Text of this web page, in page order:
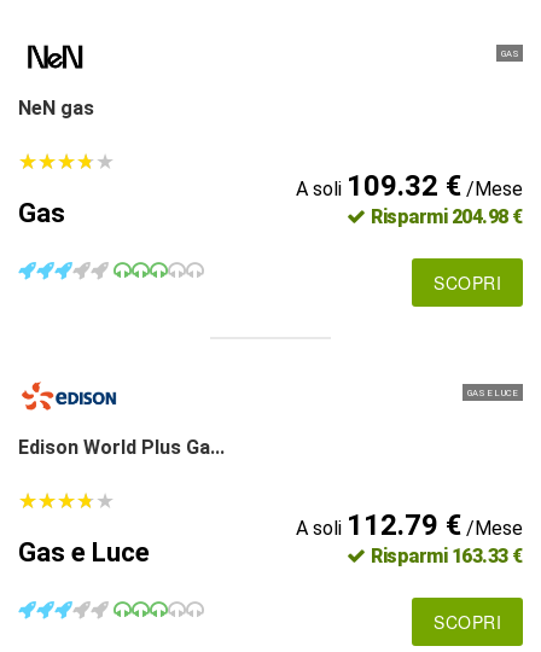
GAS
NeN gas
★★★★★
★★★★★
Gas
A soli 109.32 €/Mese
Risparmi 204.98 €
SCOPRI
GAS E LUCE
Edison World Plus Ga...
★★★★★
★★★★★
Gas e Luce
A soli 112.79 €/Mese
Risparmi 163.33 €
SCOPRI